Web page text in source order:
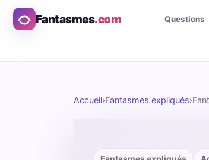
Fantasmes.com Questions
Accueil›Fantasmes expliqués›